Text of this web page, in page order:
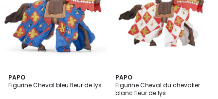
PAPO
Figurine Cheval bleu fleur de lys
PAPO
Figurine Cheval du chevalier
blanc fleur de lys